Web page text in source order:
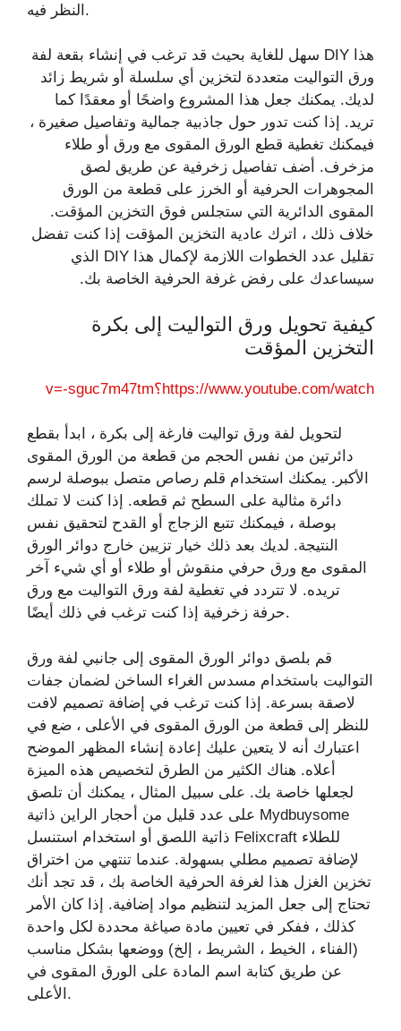
النظر فيه.
هذا DIY سهل للغاية بحيث قد ترغب في إنشاء بقعة لفة
ورق التواليت متعددة لتخزين أي سلسلة أو شريط زائد
لديك. يمكنك جعل هذا المشروع واضحًا أو معقدًا كما
تريد. إذا كنت تدور حول جاذبية جمالية وتفاصيل صغيرة ،
فيمكنك تغطية قطع الورق المقوى مع ورق أو طلاء
مزخرف. أضف تفاصيل زخرفية عن طريق لصق
المجوهرات الحرفية أو الخرز على قطعة من الورق
المقوى الدائرية التي ستجلس فوق التخزين المؤقت.
خلاف ذلك ، اترك عادية التخزين المؤقت إذا كنت تفضل
تقليل عدد الخطوات اللازمة لإكمال هذا DIY الذي
سيساعدك على رفض غرفة الحرفية الخاصة بك.
كيفية تحويل ورق التواليت إلى بكرة
التخزين المؤقت
https://www.youtube.com/watch؟v=-sguc7m47tm
لتحويل لفة ورق تواليت فارغة إلى بكرة ، ابدأ بقطع
دائرتين من نفس الحجم من قطعة من الورق المقوى
الأكبر. يمكنك استخدام قلم رصاص متصل ببوصلة لرسم
دائرة مثالية على السطح ثم قطعه. إذا كنت لا تملك
بوصلة ، فيمكنك تتبع الزجاج أو القدح لتحقيق نفس
النتيجة. لديك بعد ذلك خيار تزيين خارج دوائر الورق
المقوى مع ورق حرفي منقوش أو طلاء أو أي شيء آخر
تريده. لا تتردد في تغطية لفة ورق التواليت مع ورق
حرفة زخرفية إذا كنت ترغب في ذلك أيضًا.
قم بلصق دوائر الورق المقوى إلى جانبي لفة ورق
التواليت باستخدام مسدس الغراء الساخن لضمان جفات
لاصقة بسرعة. إذا كنت ترغب في إضافة تصميم لافت
للنظر إلى قطعة من الورق المقوى في الأعلى ، ضع في
اعتبارك أنه لا يتعين عليك إعادة إنشاء المظهر الموضح
أعلاه. هناك الكثير من الطرق لتخصيص هذه الميزة
لجعلها خاصة بك. على سبيل المثال ، يمكنك أن تلصق
على عدد قليل من أحجار الراين ذاتية Mydbuysome
ذاتية اللصق أو استخدام استنسل Felixcraft للطلاء
لإضافة تصميم مطلي بسهولة. عندما تنتهي من اختراق
تخزين الغزل هذا لغرفة الحرفية الخاصة بك ، قد تجد أنك
تحتاج إلى جعل المزيد لتنظيم مواد إضافية. إذا كان الأمر
كذلك ، ففكر في تعيين مادة صياغة محددة لكل واحدة
(الفناء ، الخيط ، الشريط ، إلخ) ووضعها بشكل مناسب
عن طريق كتابة اسم المادة على الورق المقوى في
الأعلى.